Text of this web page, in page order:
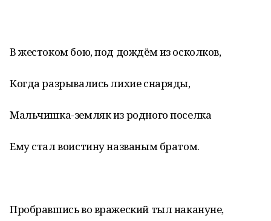
В жестоком бою, под дождём из осколков,
Когда разрывались лихие снаряды,
Мальчишка-земляк из родного поселка
Ему стал воистину названым братом.
Пробравшись во вражеский тыл накануне,